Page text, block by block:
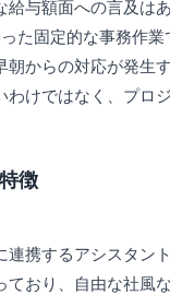
給与額面への言及は
た固定的な事務作
朝からの対応が発生
わけではなく、プロ
徴
連携するアシスタン
ており、自由な社風